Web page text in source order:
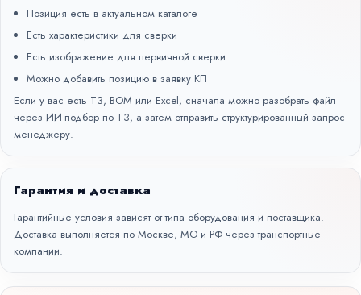
Позиция есть в актуальном каталоге
Есть характеристики для сверки
Есть изображение для первичной сверки
Можно добавить позицию в заявку КП
Если у вас есть ТЗ, BOM или Excel, сначала можно разобрать файл
через ИИ-подбор по ТЗ, а затем отправить структурированный запрос
менеджеру.
Гарантия и доставка
Гарантийные условия зависят от типа оборудования и поставщика.
Доставка выполняется по Москве, МО и РФ через транспортные
компании.